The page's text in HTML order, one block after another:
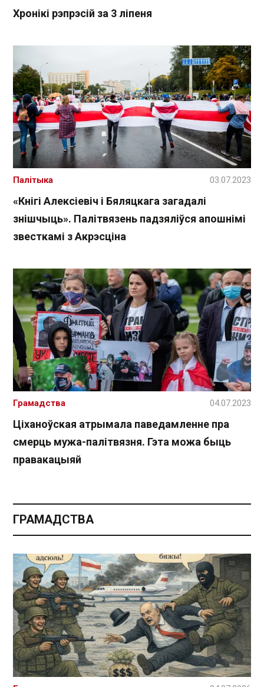
Хронікі рэпрэсій за 3 ліпеня
«Кнігі Алексіевіч і Бяляцкага загадалі
знішчыць». Палітвязень падзяліўся апошнімі
звесткамі з Акрэсціна
Палітыка 03.07.2023
Ціханоўская атрымала паведамленне пра
смерць мужа-палітвязня. Гэта можа быць
правакацыяй
Грамадства 04.07.2023
ГРАМАДСТВА